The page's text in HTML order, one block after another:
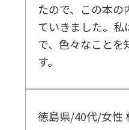
たので、この本の
ていきました。私
で、色々なことを
す。
徳島県/40代/女性